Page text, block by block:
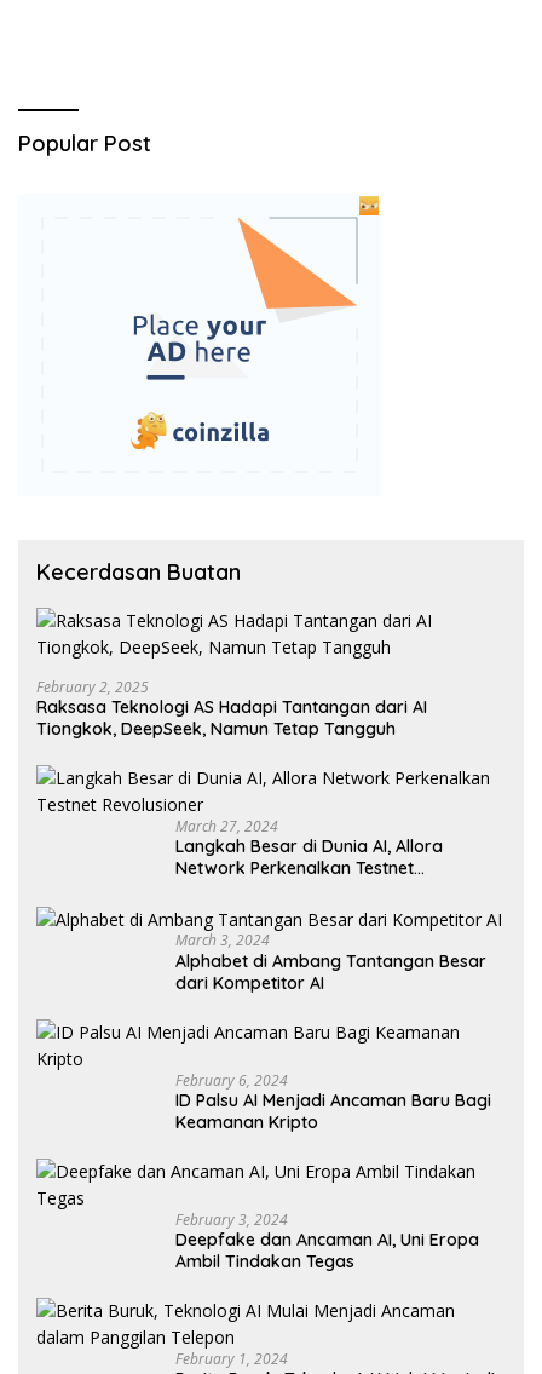
Popular Post
Kecerdasan Buatan
February 2, 2025
Raksasa Teknologi AS Hadapi Tantangan dari AI
Tiongkok, DeepSeek, Namun Tetap Tangguh
March 27, 2024
Langkah Besar di Dunia AI, Allora
Network Perkenalkan Testnet
March 3, 2024
Alphabet di Ambang Tantangan Besar
dari Kompetitor AI
February 6, 2024
ID Palsu AI Menjadi Ancaman Baru Bagi
Keamanan Kripto
February 3, 2024
Deepfake dan Ancaman AI, Uni Eropa
Ambil Tindakan Tegas
February 1, 2024